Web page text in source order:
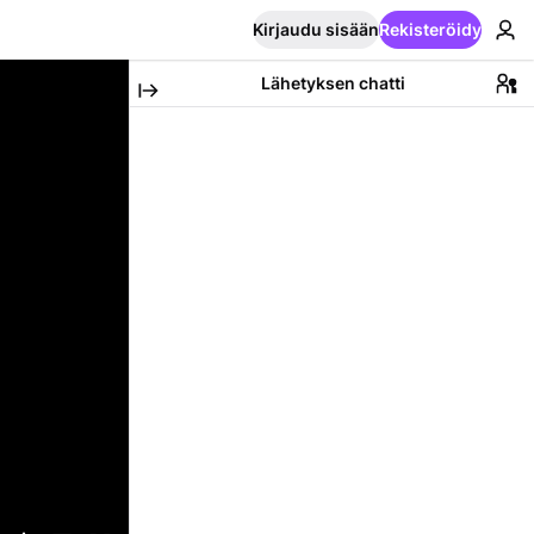
Kirjaudu sisäänRekisteröidy
Lähetyksen chatti